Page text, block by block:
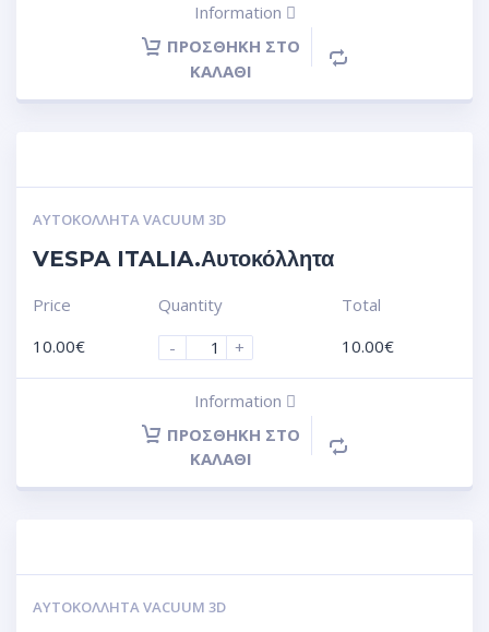
Information
ΠΡΟΣΘΉΚΗ ΣΤΟ
ΚΑΛΆΘΙ
ΑΥΤΟΚΌΛΛΗΤΑ VACUUM 3D
VESPA ITALIA.Αυτοκόλλητα
Price
10.00€
Quantity
-
+
Total
10.00€
Information
ΠΡΟΣΘΉΚΗ ΣΤΟ
ΚΑΛΆΘΙ
ΑΥΤΟΚΌΛΛΗΤΑ VACUUM 3D